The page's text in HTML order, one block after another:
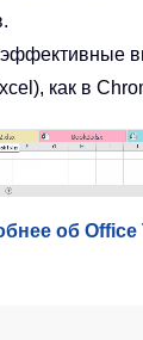
как в
об Office